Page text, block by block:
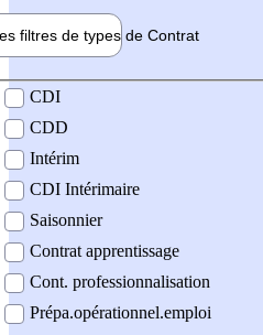
filtres de types de Contrat
contrat
CDI
CDD
Intérim
CDI Intérimaire
Saisonnier
Contrat apprentissage
Cont. professionnalisation
Prépa.opérationnel.emploi